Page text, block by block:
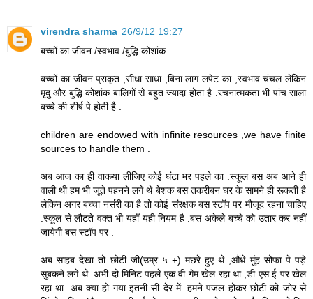
virendra sharma 26/9/12 19:27
बच्चों का जीवन /स्वभाव /बुद्धि कोशांक
बच्चों का जीवन प्राकृत ,सीधा साधा ,बिना लाग लपेट का ,स्वभाव चंचल लेकिन
मृदु और बुद्धि कोशांक बालिगों से बहुत ज्यादा होता है .रचनात्मकता भी पांच साला
बच्चे की शीर्ष पे होती है .
children are endowed with infinite resources ,we have finite
sources to handle them .
अब आज का ही वाकया लीजिए कोई घंटा भर पहले का .स्कूल बस अब आने ही
वाली थी हम भी जूते पहनने लगे थे बेशक बस तकरीबन घर के सामने ही रूकती है
लेकिन अगर बच्चा नर्सरी का है तो कोई संरक्षक बस स्टॉप पर मौजूद रहना चाहिए
.स्कूल से लौटते वक्त भी यहाँ यही नियम है .बस अकेले बच्चे को उतार कर नहीं
जायेगी बस स्टॉप पर .
अब साहब देखा तो छोटी जी(उम्र ५ +) मछरे हुए थे ,औंधे मुंह सोफा पे पड़े
सुबकने लगे थे .अभी दो मिनिट पहले एक वी गेम खेल रहा था ,डी एस ई पर खेल
रहा था .अब क्या हो गया इतनी सी देर में .हमने पजल होकर छोटी को जोर से